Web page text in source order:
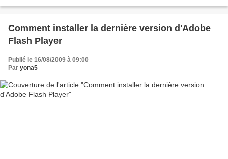
Comment installer la dernière version d'Adobe
Flash Player
Publié le 16/08/2009 à 09:00
Par yona5